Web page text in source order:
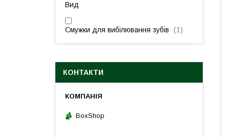
Вид
Смужки для вибілювання зубів 1
КОНТАКТИ
BoxShop